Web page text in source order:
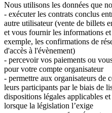
Nous utilisons les données que
- exécuter les contrats conclus
autre utilisateur (vente de billets
et vous fournir les informations
exemple, les confirmations de
d'accès à l'évènement)
- percevoir vos paiements ou
pour votre compte organisateur
- permettre aux organisateurs de
leurs participants par le biais de
dispositions légales applicables
lorsque la législation l’exige